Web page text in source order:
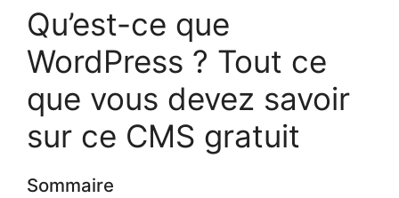
Qu’est-ce que
WordPress ? Tout ce
que vous devez savoir
sur ce CMS gratuit
Sommaire